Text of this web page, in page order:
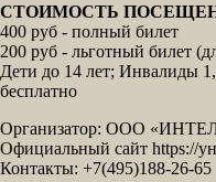
СТОИМОСТЬ
400 руб - полный билет
200 руб - льготный билет
Дети до 14 лет; Инвалиды
бесплатно
Организатор: ООО
Официальный сайт https://
Контакты: +7(495)188-26-65